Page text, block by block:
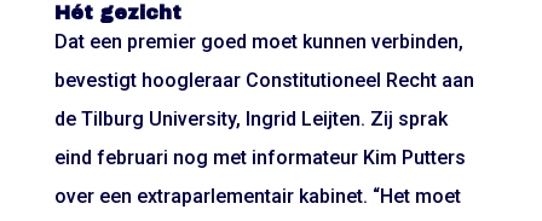
Hét gezicht
Dat een premier goed moet kunnen verbinden,
bevestigt hoogleraar Constitutioneel Recht aan
de Tilburg University, Ingrid Leijten. Zij sprak
eind februari nog met informateur Kim Putters
over een extraparlementair kabinet. “Het moet